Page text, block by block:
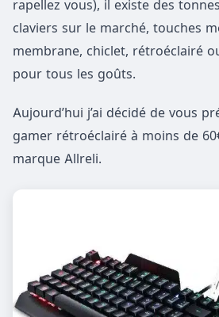
rapellez vous), il existe des
claviers sur le marché, touches
membrane, chiclet, rétroéclairé
pour tous les goûts.
Aujourd’hui j’ai décidé de vous
gamer rétroéclairé à moins de
marque Allreli.